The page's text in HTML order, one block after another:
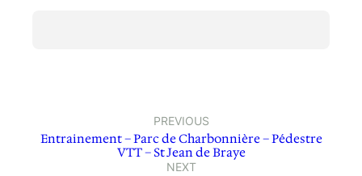
PREVIOUS
Entrainement – Parc de Charbonnière – Pédestre
VTT – St Jean de Braye
NEXT